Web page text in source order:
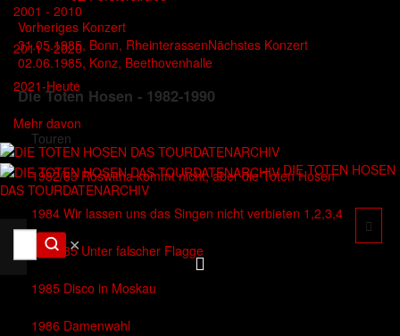
2001 - 2010
2011 - 2020
2021-Heute
Mehr davon
DIE TOTEN HOSEN
DAS TOURDATENARCHIV
✕
Vorheriges Konzert
31.05.1985, Bonn, RheinterassenNächstes Konzert
02.06.1985, Konz, Beethovenhalle
Die Toten Hosen - 1982-1990
Touren
1982/83 Roswitha kommt nicht, aber die Toten Hosen
1984 Wir lassen uns das Singen nicht verbieten 1,2,3,4
1984/85 Unter falscher Flagge
1985 Disco in Moskau
1986 Damenwahl